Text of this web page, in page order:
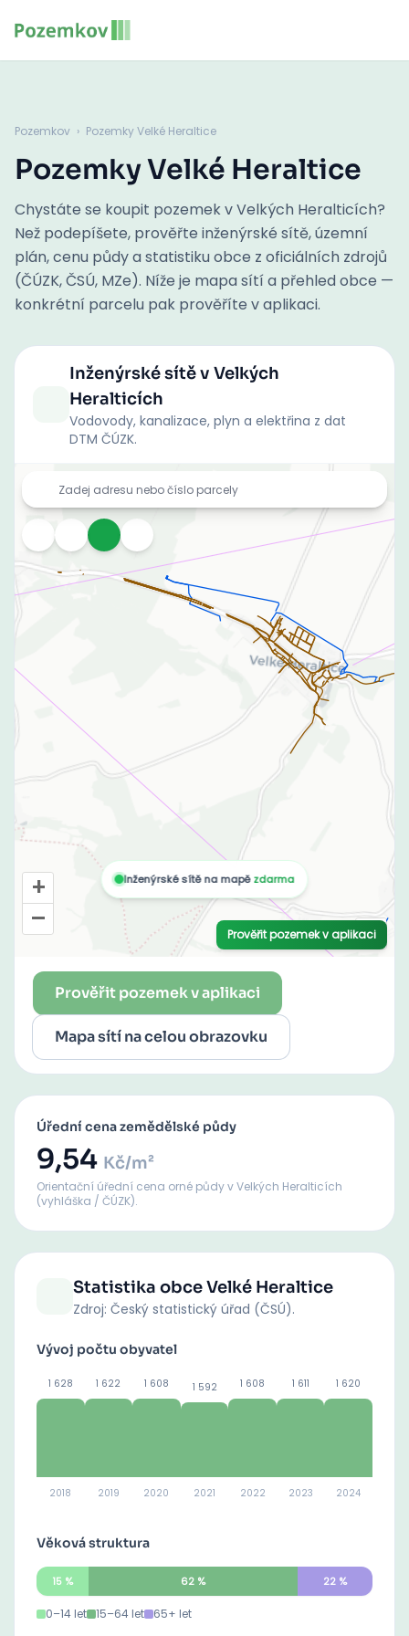
Pozemkov › Pozemky Velké Heraltice
Pozemky Velké Heraltice
Chystáte se koupit pozemek v Velkých Heralticích?
Než podepíšete, prověřte inženýrské sítě, územní
plán, cenu půdy a statistiku obce z oficiálních zdrojů
(ČÚZK, ČSÚ, MZe). Níže je mapa sítí a přehled obce —
konkrétní parcelu pak prověříte v aplikaci.
Inženýrské sítěv Velkých
Heralticích
Vodovody, kanalizace, plyn a elektřina z dat
DTM ČÚZK.
Prověřit pozemek v aplikaci
Mapa sítí na celou obrazovku
Úřední cena zemědělské půdy
9,54 Kč/m²
Orientační úřední cena orné půdyv Velkých Heralticích
(vyhláška / ČÚZK).
Statistika obceVelké Heraltice
Zdroj: Český statistický úřad (ČSÚ).
Vývoj počtu obyvatel
1 628
2018
1 622
2019
1 608
2020
1 592
2021
1 608
2022
1 611
2023
1 620
2024
Věková struktura
15% 62% 22%
0–14 let 15–64 let 65+ let